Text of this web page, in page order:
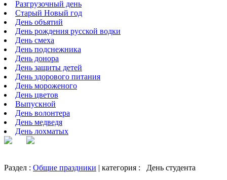
Разгрузочный день
Старый Новый год
День объятий
День рождения русской водки
День смеха
День подснежника
День донора
День защиты детей
День здорового питания
День мороженого
День цветов
Выпускной
День волонтера
День медведя
День лохматых
Раздел : Общие праздники | категория : День студента